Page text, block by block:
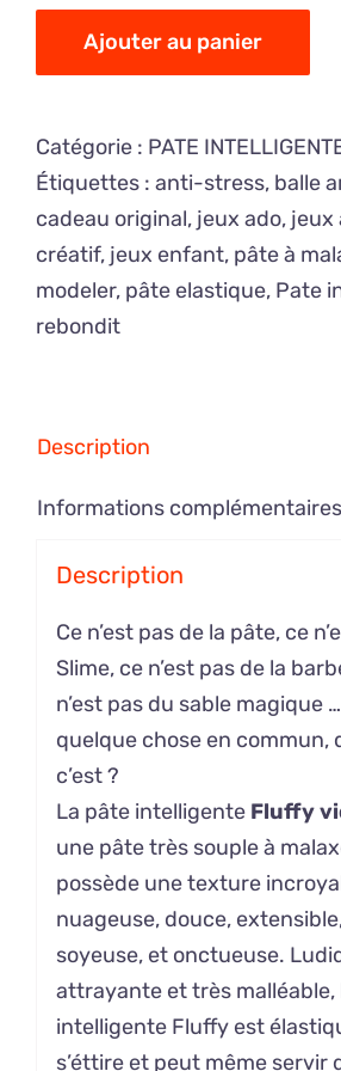
de
PATE
INTELLIGENTE
Violet
Ajouter au panier
Catégorie : PATE
Étiquettes : anti-stress, balle
cadeau original, jeux ado, jeux
créatif, jeux enfant, pâte à
modeler, pâte elastique, Pate
rebondit
Description
Informations complémentaires
Description
Ce n’est pas de la pâte, ce
Slime, ce n’est pas de la
n’est pas du sable magique
quelque chose en commun,
c’est ?
La pâte intelligente Fluffy
une pâte très souple à
possède une texture
nuageuse, douce,
soyeuse, et onctueuse.
attrayante et très malléable,
intelligente Fluffy est
s’éttire et peut même servir